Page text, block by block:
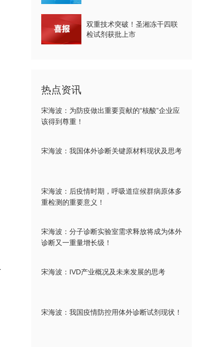
双重技术突破！圣湘冻干四联
检试剂获批上市
热点资讯
宋海波：为防疫做出重要贡献的“核酸”企业应
该得到尊重！
宋海波：我国体外诊断关键原材料现状及思考
宋海波：后疫情时期，呼吸道症候群病原体多
重检测的重要意义！
宋海波：分子诊断实验室需求释放将成为体外
诊断又一重量增长级！
宋海波：IVD产业概况及未来发展的思考
宋海波：我国疫情防控用体外诊断试剂现状！